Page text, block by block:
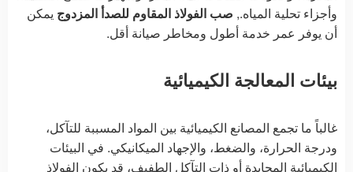
وأجزاء تحلية المياه., صب الفولاذ المقاوم للصدأ المزدوج يمكن
أن يوفر عمر خدمة أطول ومخاطر صيانة أقل.
بيئات المعالجة الكيميائية
غالباً ما تجمع المصانع الكيميائية بين المواد المسببة للتآكل،
ودرجة الحرارة، والضغط، والإجهاد الميكانيكي. في البيئات
الكيميائية المحايدة أو ذات التآكل الطفيف، قد يكون الفولاذ